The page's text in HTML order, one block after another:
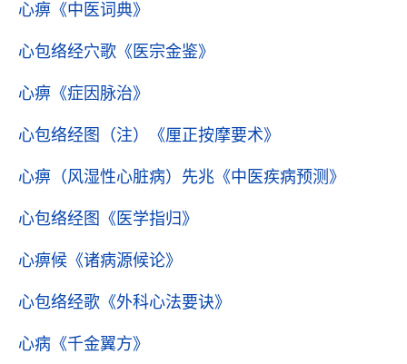
心痹 《中医词典》
心包络经穴歌 《医宗金鉴》
心痹 《症因脉治》
心包络经图（注） 《厘正按摩要术》
心痹（风湿性心脏病）先兆 《中医疾病预测》
心包络经图 《医学指归》
心痹候 《诸病源候论》
心包络经歌 《外科心法要诀》
心病 《千金翼方》